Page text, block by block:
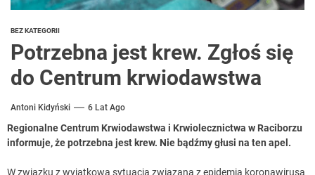
BEZ KATEGORII
Potrzebna jest krew. Zgłoś się
do Centrum krwiodawstwa
Antoni Kidyński 6 Lat Ago
Regionalne Centrum Krwiodawstwa i Krwiolecznictwa w Raciborzu
informuje, że potrzebna jest krew. Nie bądźmy głusi na ten apel.
W związku z wyjątkową sytuacją związaną z epidemią koronawirusa